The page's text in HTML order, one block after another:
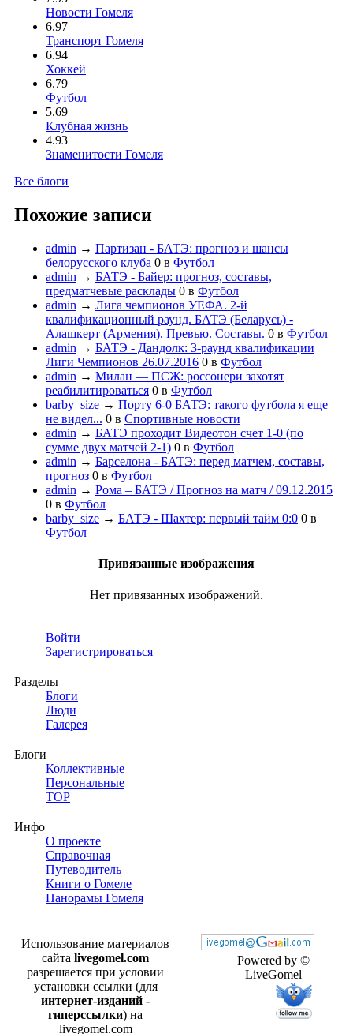
Новости Гомеля
6.97
Транспорт Гомеля
6.94
Хоккей
6.79
Футбол
5.69
Клубная жизнь
4.93
Знаменитости Гомеля
Все блоги
Похожие записи
admin → Партизан - БАТЭ: прогноз и шансы
белорусского клуба 0 в Футбол
admin → БАТЭ - Байер: прогноз, составы,
предматчевые расклады 0 в Футбол
admin → Лига чемпионов УЕФА. 2-й
квалификационный раунд. БАТЭ (Беларусь) -
Алашкерт (Армения). Превью. Составы. 0 в Футбол
admin → БАТЭ - Дандолк: 3-раунд квалификации
Лиги Чемпионов 26.07.2016 0 в Футбол
admin → Милан — ПСЖ: россонери захотят
реабилитироваться 0 в Футбол
barby_size → Порту 6-0 БАТЭ: такого футбола я еще
не видел... 0 в Спортивные новости
admin → БАТЭ проходит Видеотон счет 1-0 (по
сумме двух матчей 2-1) 0 в Футбол
admin → Барселона - БАТЭ: перед матчем, составы,
прогноз 0 в Футбол
admin → Рома – БАТЭ / Прогноз на матч / 09.12.2015
0 в Футбол
barby_size → БАТЭ - Шахтер: первый тайм 0:0 0 в
Футбол
Привязанные изображения
Нет привязанных изображений.
Войти
Зарегистрироваться
Разделы
Блоги
Люди
Галерея
Блоги
Коллективные
Персональные
TOP
Инфо
О проекте
Справочная
Путеводитель
Книги о Гомеле
Панорамы Гомеля
Powered by ©
LiveGomel
Использование материалов
сайта livegomel.com
разрешается при условии
установки ссылки (для
интернет-изданий -
гиперссылки) на
livegomel.com